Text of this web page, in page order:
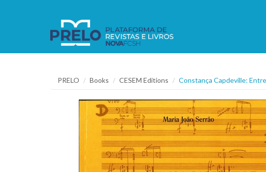
PRELO Books CESEM Editions Constança Capdeville: